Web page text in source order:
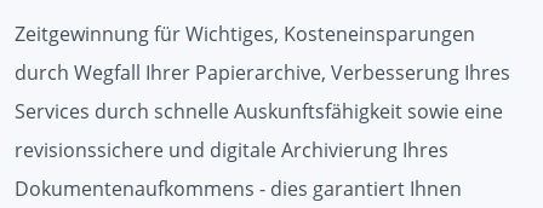
Zeitgewinnung für Wichtiges, Kosteneinsparungen
durch Wegfall Ihrer Papierarchive, Verbesserung Ihres
Services durch schnelle Auskunftsfähigkeit sowie eine
revisionssichere und digitale Archivierung Ihres
Dokumentenaufkommens - dies garantiert Ihnen